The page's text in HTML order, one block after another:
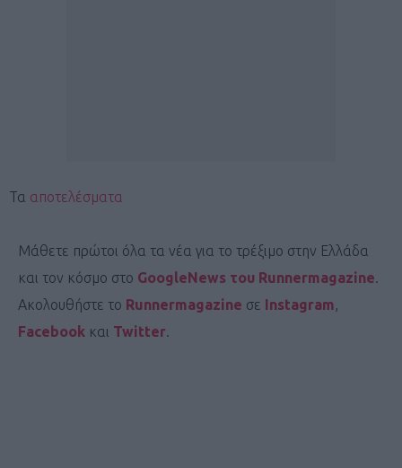
Τα αποτελέσματα
Μάθετε πρώτοι όλα τα νέα για το τρέξιμο στην Ελλάδα
και τον κόσμο στο GoogleNews του Runnermagazine.
Ακολουθήστε το Runnermagazine σε Instagram,
Facebook και Twitter.